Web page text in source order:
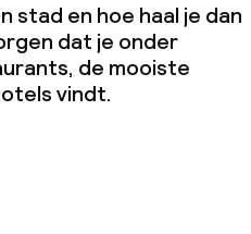
stad en hoe haal je dan
dat je onder
de mooiste
vindt.